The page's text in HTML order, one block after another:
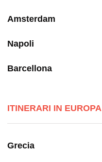
Amsterdam
Napoli
Barcellona
ITINERARI IN EUROPA
Grecia